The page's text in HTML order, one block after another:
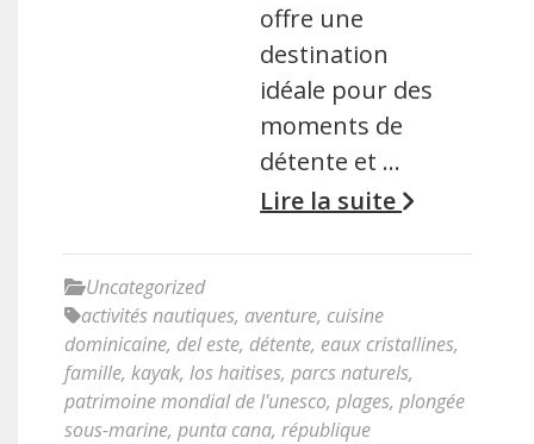
offre une
destination
idéale pour des
moments de
détente et …
Lire la suite
Uncategorized
activités nautiques, aventure, cuisine
dominicaine, del este, détente, eaux cristallines,
famille, kayak, los haitises, parcs naturels,
patrimoine mondial de l'unesco, plages, plongée
sous-marine, punta cana, république